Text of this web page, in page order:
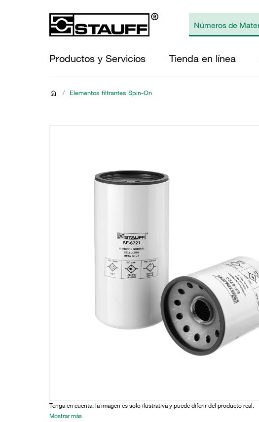
Productos y Servicios Tienda en línea
/ Elementos filtrantes Spin-On
Tenga en cuenta: la imagen es solo ilustrativa y puede diferir del producto real.
Mostrar más